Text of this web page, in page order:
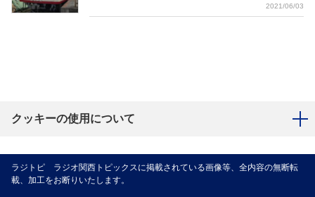
2021/06/03
クッキーの使用について
ラジトピ ラジオ関西トピックスに掲載されている画像等、全内容の無断転
載、加工をお断りいたします。